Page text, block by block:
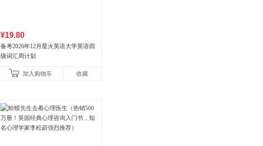
¥19.80
备考2026年12月星火英语大学英语四
级词汇周计划
加入购物车 收藏